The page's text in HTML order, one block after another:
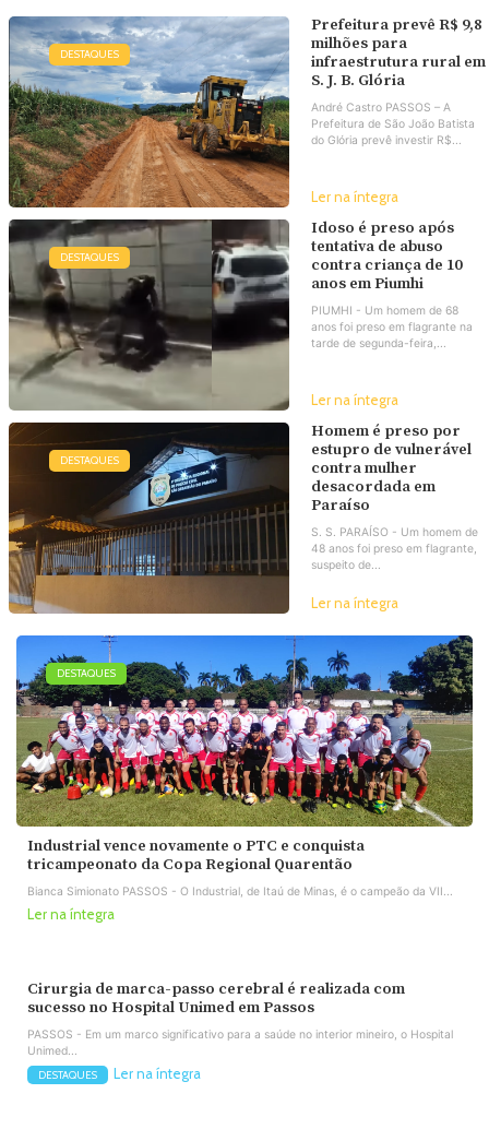
DESTAQUES
Prefeitura prevê R$ 9,8
milhões para
infraestrutura rural em
S. J. B. Glória
André Castro PASSOS – A
Prefeitura de São João Batista
do Glória prevê investir R$...
Ler na íntegra
DESTAQUES
Idoso é preso após
tentativa de abuso
contra criança de 10
anos em Piumhi
PIUMHI - Um homem de 68
anos foi preso em flagrante na
tarde de segunda-feira,...
Ler na íntegra
DESTAQUES
Homem é preso por
estupro de vulnerável
contra mulher
desacordada em
Paraíso
S. S. PARAÍSO - Um homem de
48 anos foi preso em flagrante,
suspeito de...
Ler na íntegra
DESTAQUES
Industrial vence novamente o PTC e conquista
tricampeonato da Copa Regional Quarentão
Bianca Simionato PASSOS - O Industrial, de Itaú de Minas, é o campeão da VII...
Ler na íntegra
Cirurgia de marca-passo cerebral é realizada com
sucesso no Hospital Unimed em Passos
PASSOS - Em um marco significativo para a saúde no interior mineiro, o Hospital
Unimed...
DESTAQUES Ler na íntegra